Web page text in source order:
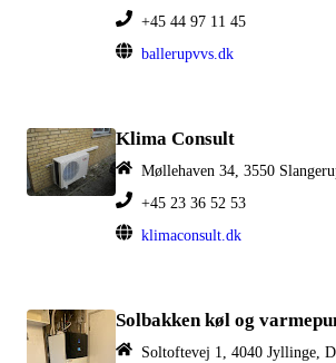
+45 44 97 11 45
ballerupvvs.dk
Klima Consult
Møllehaven 34, 3550
+45 23 36 52 53
klimaconsult.dk
Solbakken køl og
Soltoftevej 1, 4040 Jyllinge,